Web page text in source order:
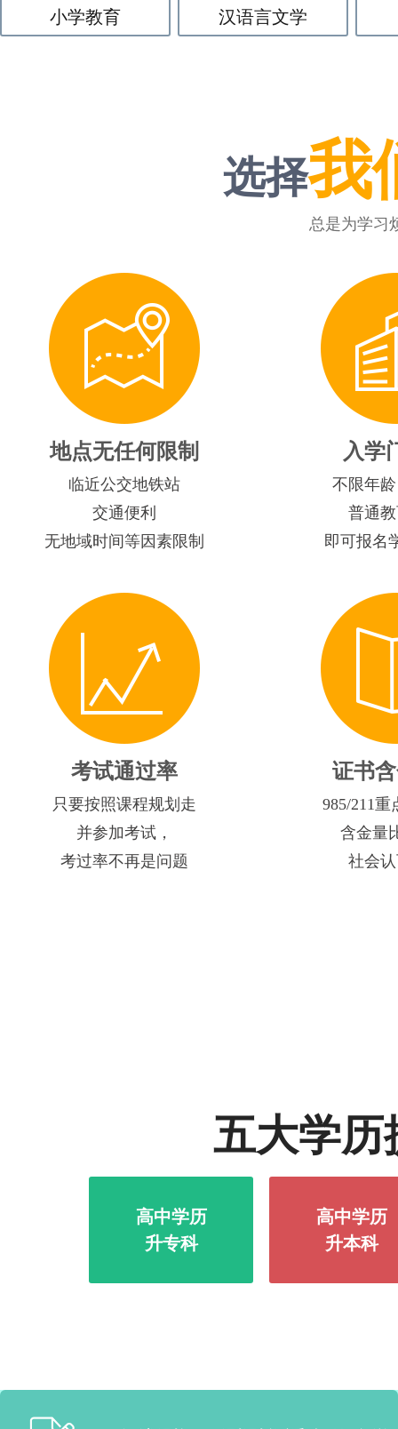
小学教育 汉语言文学
选择我
总是为学习
地点无任何限制
临近公交地铁站
交通便利
无地域时间等因素限制
入学
不限年
普通
即可报名
考试通过率
只要按照课程规划走
并参加考试，
考过率不再是问题
证书
985/211重
含金量
社会
五大学历
高中学历
升专科
高中学历
升本科